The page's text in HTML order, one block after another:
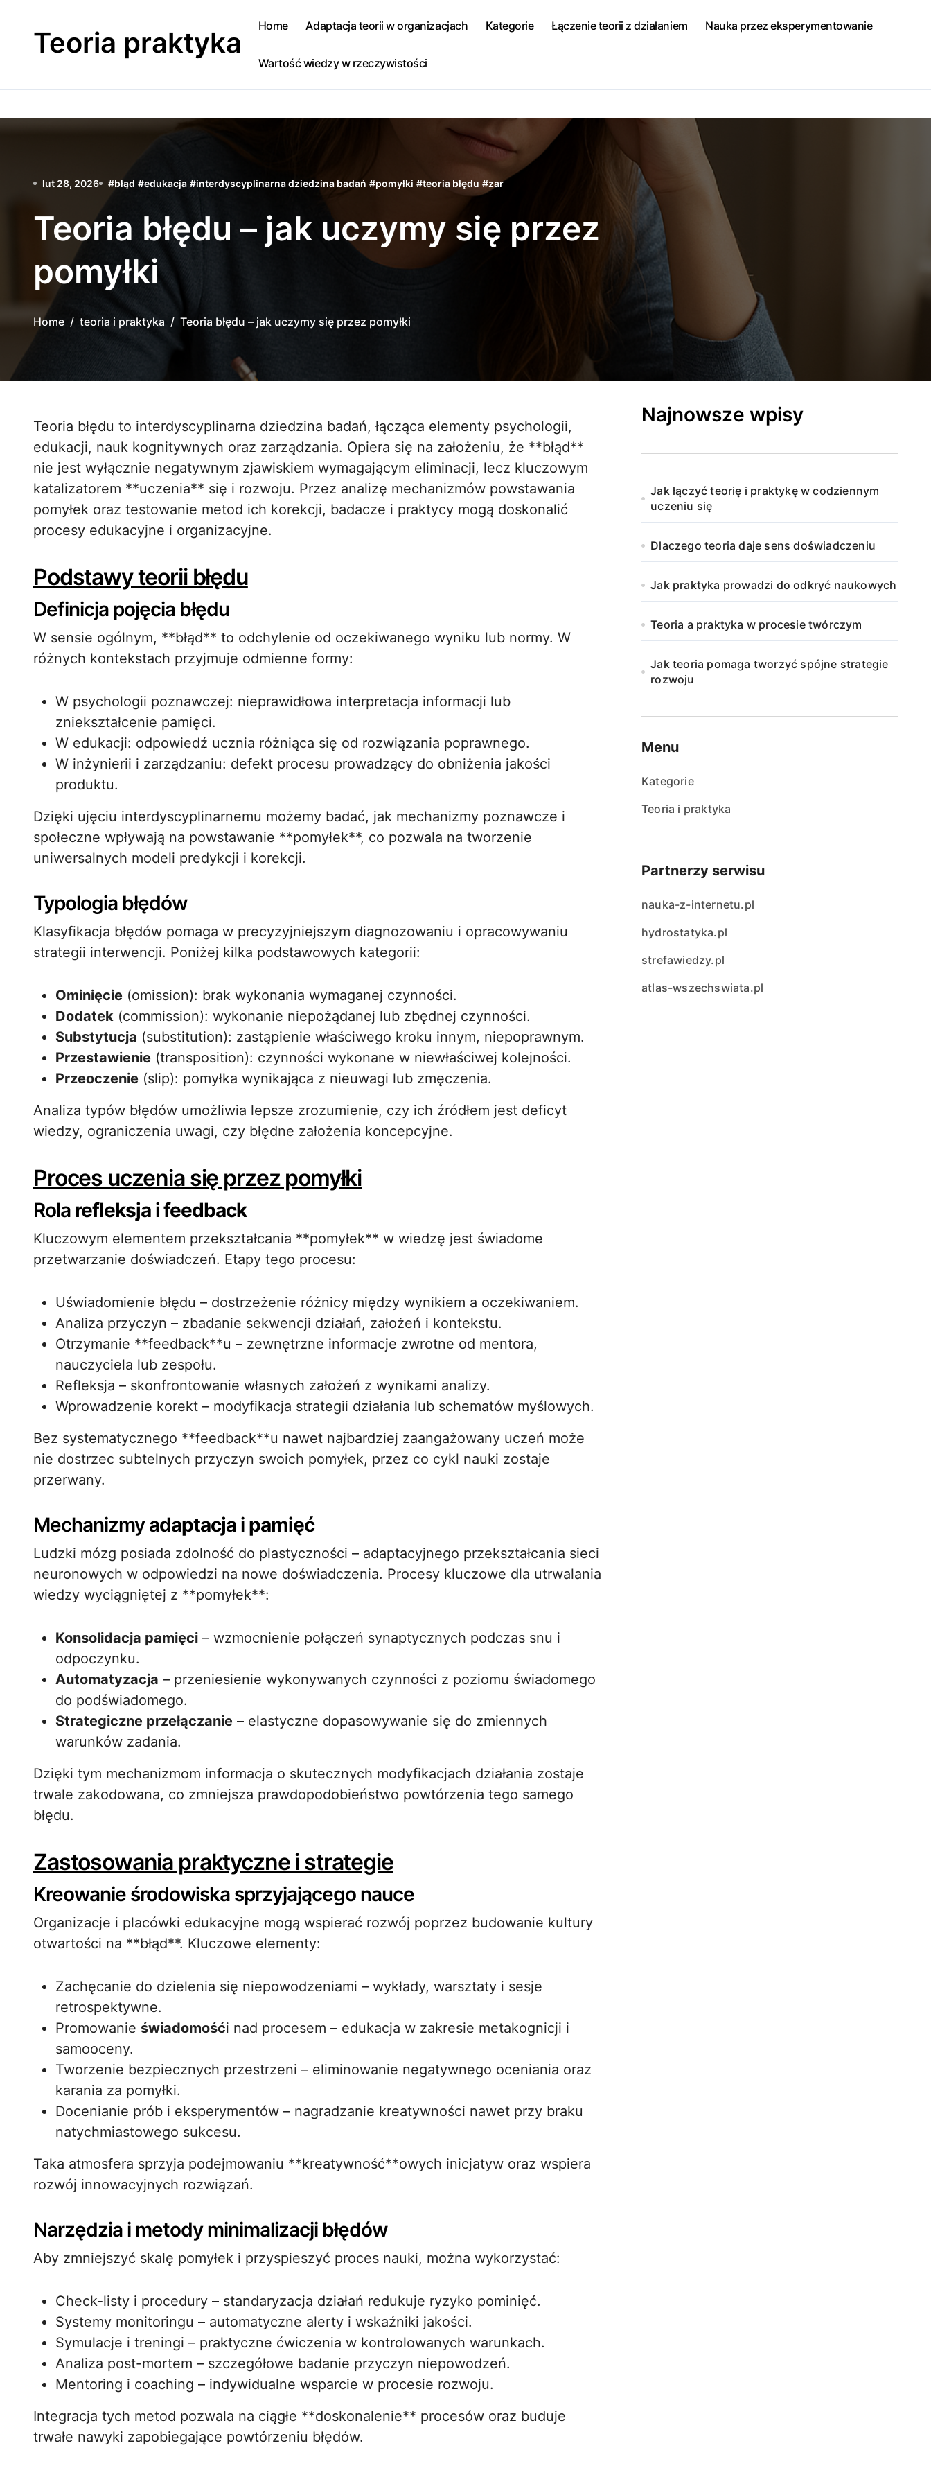
contentTeoria praktyka Home Adaptacja teorii w organizacjach Kategorie Łączenie teorii z działaniem Nauka przez eksperymentowanie
Wartość wiedzy w rzeczywistości
lut 28, 2026 #błąd #edukacja #interdyscyplinarna dziedzina badań #pomyłki #teoria błędu #zar
Teoria błędu – jak uczymy się przez
pomyłki
Home teoria i praktyka Teoria błędu – jak uczymy się przez pomyłki
Teoria błędu to interdyscyplinarna dziedzina badań, łącząca elementy psychologii,
edukacji, nauk kognitywnych oraz zarządzania. Opiera się na założeniu, że **błąd**
nie jest wyłącznie negatywnym zjawiskiem wymagającym eliminacji, lecz kluczowym
katalizatorem **uczenia** się i rozwoju. Przez analizę mechanizmów powstawania
pomyłek oraz testowanie metod ich korekcji, badacze i praktycy mogą doskonalić
procesy edukacyjne i organizacyjne.
Podstawy teorii błędu
Definicja pojęcia błędu
W sensie ogólnym, **błąd** to odchylenie od oczekiwanego wyniku lub normy. W
różnych kontekstach przyjmuje odmienne formy:
W psychologii poznawczej: nieprawidłowa interpretacja informacji lub
zniekształcenie pamięci.
W edukacji: odpowiedź ucznia różniąca się od rozwiązania poprawnego.
W inżynierii i zarządzaniu: defekt procesu prowadzący do obniżenia jakości
produktu.
Dzięki ujęciu interdyscyplinarnemu możemy badać, jak mechanizmy poznawcze i
społeczne wpływają na powstawanie **pomyłek**, co pozwala na tworzenie
uniwersalnych modeli predykcji i korekcji.
Typologia błędów
Klasyfikacja błędów pomaga w precyzyjniejszym diagnozowaniu i opracowywaniu
strategii interwencji. Poniżej kilka podstawowych kategorii:
Ominięcie (omission): brak wykonania wymaganej czynności.
Dodatek (commission): wykonanie niepożądanej lub zbędnej czynności.
Substytucja (substitution): zastąpienie właściwego kroku innym, niepoprawnym.
Przestawienie (transposition): czynności wykonane w niewłaściwej kolejności.
Przeoczenie (slip): pomyłka wynikająca z nieuwagi lub zmęczenia.
Analiza typów błędów umożliwia lepsze zrozumienie, czy ich źródłem jest deficyt
wiedzy, ograniczenia uwagi, czy błędne założenia koncepcyjne.
Proces uczenia się przez pomyłki
Rola refleksjaifeedback
Kluczowym elementem przekształcania **pomyłek** w wiedzę jest świadome
przetwarzanie doświadczeń. Etapy tego procesu:
Uświadomienie błędu – dostrzeżenie różnicy między wynikiem a oczekiwaniem.
Analiza przyczyn – zbadanie sekwencji działań, założeń i kontekstu.
Otrzymanie **feedback**u – zewnętrzne informacje zwrotne od mentora,
nauczyciela lub zespołu.
Refleksja – skonfrontowanie własnych założeń z wynikami analizy.
Wprowadzenie korekt – modyfikacja strategii działania lub schematów myślowych.
Bez systematycznego **feedback**u nawet najbardziej zaangażowany uczeń może
nie dostrzec subtelnych przyczyn swoich pomyłek, przez co cykl nauki zostaje
przerwany.
Mechanizmyadaptacjai pamięć
Ludzki mózg posiada zdolność do plastyczności – adaptacyjnego przekształcania sieci
neuronowych w odpowiedzi na nowe doświadczenia. Procesy kluczowe dla utrwalania
wiedzy wyciągniętej z **pomyłek**:
Konsolidacja pamięci – wzmocnienie połączeń synaptycznych podczas snu i
odpoczynku.
Automatyzacja – przeniesienie wykonywanych czynności z poziomu świadomego
do podświadomego.
Strategiczne przełączanie – elastyczne dopasowywanie się do zmiennych
warunków zadania.
Dzięki tym mechanizmom informacja o skutecznych modyfikacjach działania zostaje
trwale zakodowana, co zmniejsza prawdopodobieństwo powtórzenia tego samego
błędu.
Zastosowania praktyczne i strategie
Kreowanie środowiska sprzyjającego nauce
Organizacje i placówki edukacyjne mogą wspierać rozwój poprzez budowanie kultury
otwartości na **błąd**. Kluczowe elementy:
Zachęcanie do dzielenia się niepowodzeniami – wykłady, warsztaty i sesje
retrospektywne.
Promowanie świadomośći nad procesem – edukacja w zakresie metakognicji i
samooceny.
Tworzenie bezpiecznych przestrzeni – eliminowanie negatywnego oceniania oraz
karania za pomyłki.
Docenianie prób i eksperymentów – nagradzanie kreatywności nawet przy braku
natychmiastowego sukcesu.
Taka atmosfera sprzyja podejmowaniu **kreatywność**owych inicjatyw oraz wspiera
rozwój innowacyjnych rozwiązań.
Narzędzia i metody minimalizacji błędów
Aby zmniejszyć skalę pomyłek i przyspieszyć proces nauki, można wykorzystać:
Check-listy i procedury – standaryzacja działań redukuje ryzyko pominięć.
Systemy monitoringu – automatyczne alerty i wskaźniki jakości.
Symulacje i treningi – praktyczne ćwiczenia w kontrolowanych warunkach.
Analiza post-mortem – szczegółowe badanie przyczyn niepowodzeń.
Mentoring i coaching – indywidualne wsparcie w procesie rozwoju.
Integracja tych metod pozwala na ciągłe **doskonalenie** procesów oraz buduje
trwałe nawyki zapobiegające powtórzeniu błędów.
Najnowsze wpisy
Jak łączyć teorię i praktykę w codziennym
uczeniu się
Dlaczego teoria daje sens doświadczeniu
Jak praktyka prowadzi do odkryć naukowych
Teoria a praktyka w procesie twórczym
Jak teoria pomaga tworzyć spójne strategie
rozwoju
Menu
Kategorie
Teoria i praktyka
Partnerzy serwisu
nauka-z-internetu.pl
hydrostatyka.pl
strefawiedzy.pl
atlas-wszechswiata.pl